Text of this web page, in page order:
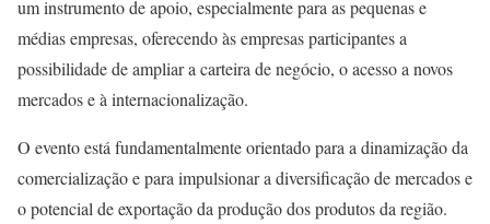
um instrumento de apoio, especialmente para as pequenas e
médias empresas, oferecendo às empresas participantes a
possibilidade de ampliar a carteira de negócio, o acesso a novos
mercados e à internacionalização.
O evento está fundamentalmente orientado para a dinamização da
comercialização e para impulsionar a diversificação de mercados e
o potencial de exportação da produção dos produtos da região.